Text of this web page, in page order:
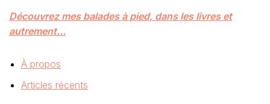
Découvrez mes balades à pied, dans les livres et
autrement…
À propos
Articles récents